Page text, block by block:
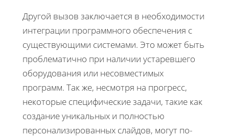
Другой вызов заключается в необходимости
интеграции программного обеспечения с
существующими системами. Это может быть
проблематично при наличии устаревшего
оборудования или несовместимых
программ. Так же, несмотря на прогресс,
некоторые специфические задачи, такие как
создание уникальных и полностью
персонализированных слайдов, могут по-